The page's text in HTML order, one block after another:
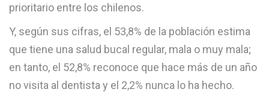
prioritario entre los chilenos.
Y, según sus cifras, el 53,8% de la población estima
que tiene una salud bucal regular, mala o muy mala;
en tanto, el 52,8% reconoce que hace más de un año
no visita al dentista y el 2,2% nunca lo ha hecho.